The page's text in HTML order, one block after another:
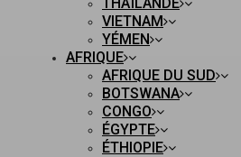
VIETNAM
YÉMEN
AFRIQUE
AFRIQUE DU SUD
BOTSWANA
CONGO
ÉGYPTE
ÉTHIOPIE